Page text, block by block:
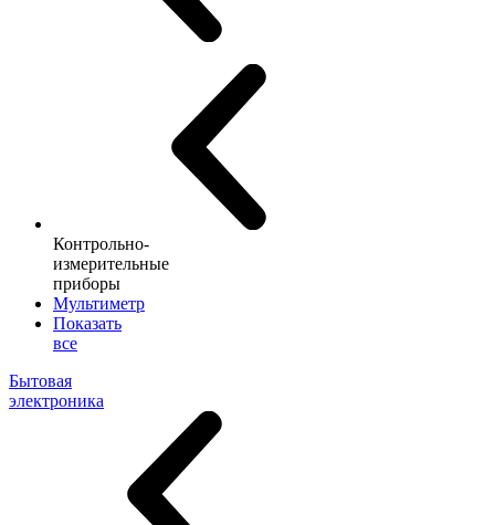
Контрольно-
измерительные
приборы
Мультиметр
Показать
все
Бытовая
электроника